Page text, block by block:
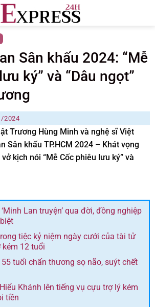
Sân khấu 2024: “Mễ
ký” và “Dâu ngọt”
2024
Trương Hùng Minh và nghệ sĩ Việt
Sân khấu TP.HCM 2024 – Khát vọng
kịch nói “Mễ Cốc phiêu lưu ký” và
Lan truyện’ qua đời, đồng nghiệp
tiệc kỷ niệm ngày cưới của tài tử
kém 12 tuổi
tuổi chấn thương sọ não, suýt chết
Khánh lên tiếng vụ cựu trợ lý kém
tiền